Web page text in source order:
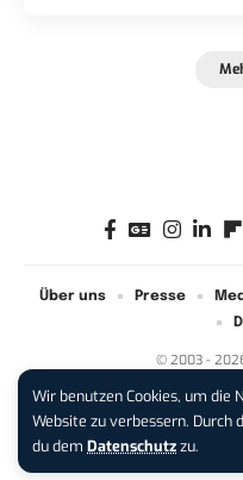
Wir benutzen Cookies, um die
Website zu verbessern. Durch
du dem Datenschutzzu.
© 2003 -
Über uns Presse
iPhone 17 Pro
200 €